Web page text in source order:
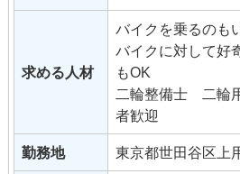
求める人材
バイクを乗るのも
バイクに対して好
もOK
二輪整備士 二輪
者歓迎
勤務地 東京都世田谷区上